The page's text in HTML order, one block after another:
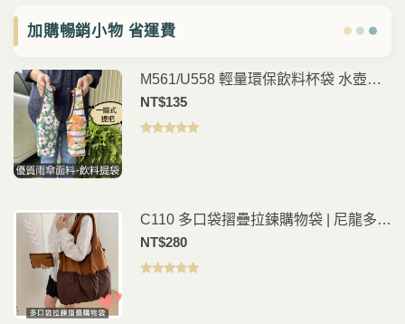
加購暢銷小物 省運費
M561/U558 輕量環保飲料杯袋 水壺提
袋 手搖杯袋 咖啡杯提袋 外帶飲料袋 通
NT$135
C110 多口袋摺疊拉鍊購物袋 | 尼龍多功
能肩背包
NT$280